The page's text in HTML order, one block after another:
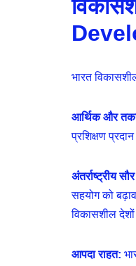
भारत
आर्थिक और
प्रशिक्षण
अंतर्राष्ट्रीय
सहयोग को
विकासशील
आपदा राहत: